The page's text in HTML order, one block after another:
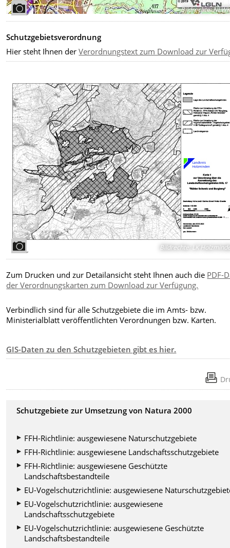
Bildrechte:
Schutzgebietsverordnung
Hier steht Ihnen derVerordnungstext zum Download zur
Bildrechte: LK
Zum Drucken und zur Detailansicht steht Ihnen auch die PDF-
der Verordnungskarten zum Download zur Verfügung.
Verbindlich sind für alle Schutzgebiete die im Amts- bzw.
Ministerialblatt veröffentlichten Verordnungen bzw. Karten.
GIS-Daten zu den Schutzgebieten gibt es hier.
Schutzgebiete zur Umsetzung von Natura 2000
FFH-Richtlinie: ausgewiesene Naturschutzgebiete
FFH-Richtlinie: ausgewiesene Landschaftsschutzgebiete
FFH-Richtlinie: ausgewiesene Geschützte
Landschaftsbestandteile
EU-Vogelschutzrichtlinie: ausgewiesene
EU-Vogelschutzrichtlinie: ausgewiesene
Landschaftsschutzgebiete
EU-Vogelschutzrichtlinie: ausgewiesene Geschützte
Landschaftsbestandteile